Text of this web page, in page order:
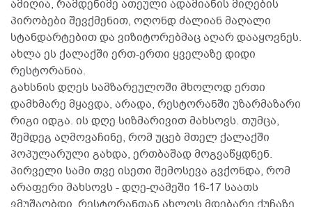
ამიღია, რამდენიმე ათეული ადამიანის მიღების
პირობები შევქმენით, ოღონდ ძალიან მაღალი
სტანდარტებით და ვიზიტორებმაც აღარ დააყოვნეს.
ახლა ეს ქალაქში ერთ-ერთი ყველაზე დიდი
რესტორანია.
გახსნის დღეს სამზარეულოში მხოლოდ ერთი
დამხმარე მყავდა, არადა, რესტორანში უზარმაზარი
რიგი იდგა. ის დღე სიზმარივით მახსოვს. თუმცა,
შემდეგ აღმოვაჩინე, რომ უცებ მთელ ქალაქში
პოპულარული გახდა, ერთბაშად მოგვაწყდნენ.
პირველი სამი თვე ისეთი შემოსევა გვქონდა, რომ
არაფერი მახსოვს - დღე-ღამეში 16-17 საათს